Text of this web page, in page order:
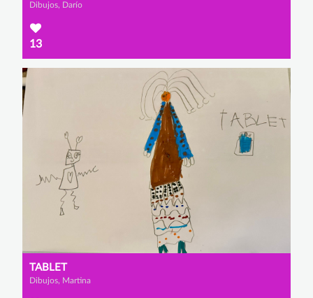
Dibujos, Darío
13
TABLET
Dibujos, Martina